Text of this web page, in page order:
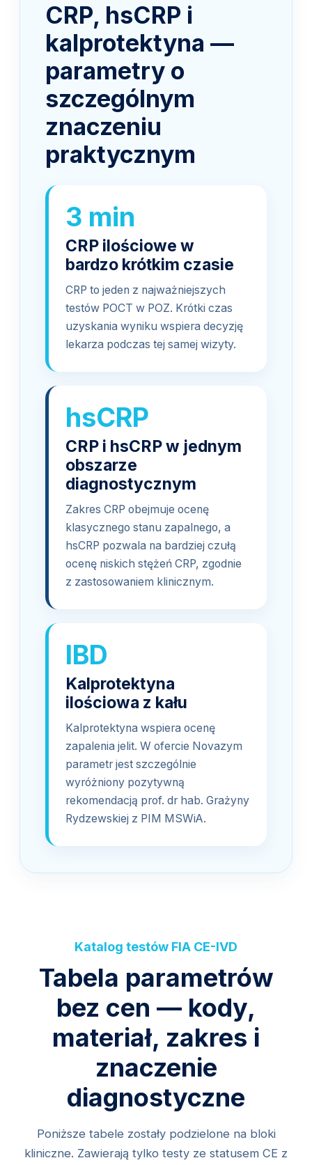
CRP, hsCRP i
kalprotektyna —
parametry o
szczególnym
znaczeniu
praktycznym
3 min
CRP ilościowe w
bardzo krótkim czasie
CRP to jeden z najważniejszych
testów POCT w POZ. Krótki czas
uzyskania wyniku wspiera decyzję
lekarza podczas tej samej wizyty.
hsCRP
CRP i hsCRP w jednym
obszarze
diagnostycznym
Zakres CRP obejmuje ocenę
klasycznego stanu zapalnego, a
hsCRP pozwala na bardziej czułą
ocenę niskich stężeń CRP, zgodnie
z zastosowaniem klinicznym.
IBD
Kalprotektyna
ilościowa z kału
Kalprotektyna wspiera ocenę
zapalenia jelit. W ofercie Novazym
parametr jest szczególnie
wyróżniony pozytywną
rekomendacją prof. dr hab. Grażyny
Rydzewskiej z PIM MSWiA.
Katalog testów FIA CE-IVD
Tabela parametrów
bez cen — kody,
materiał, zakres i
znaczenie
diagnostyczne
Poniższe tabele zostały podzielone na bloki
kliniczne. Zawierają tylko testy ze statusem CE z